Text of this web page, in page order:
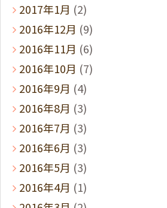
2017年1月 (2)
2016年12月 (9)
2016年11月 (6)
2016年10月 (7)
2016年9月 (4)
2016年8月 (3)
2016年7月 (3)
2016年6月 (3)
2016年5月 (3)
2016年4月 (1)